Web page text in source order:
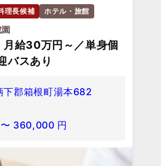
理長候補 ホテル・旅館
給30万円～／単身個
バスあり
下郡箱根町湯本682
〜 360,000 円